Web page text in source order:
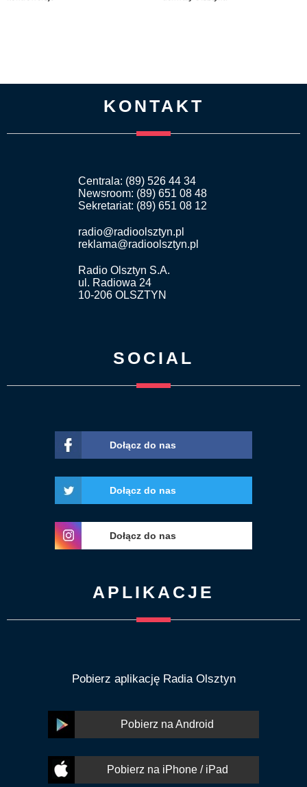
KONTAKT
Centrala: (89) 526 44 34
Newsroom: (89) 651 08 48
Sekretariat: (89) 651 08 12
radio@radioolsztyn.pl
reklama@radioolsztyn.pl
Radio Olsztyn S.A.
ul. Radiowa 24
10-206 OLSZTYN
SOCIAL
Dołącz do nas
Dołącz do nas
Dołącz do nas
APLIKACJE
Pobierz aplikację Radia Olsztyn
Pobierz na Android
Pobierz na iPhone / iPad